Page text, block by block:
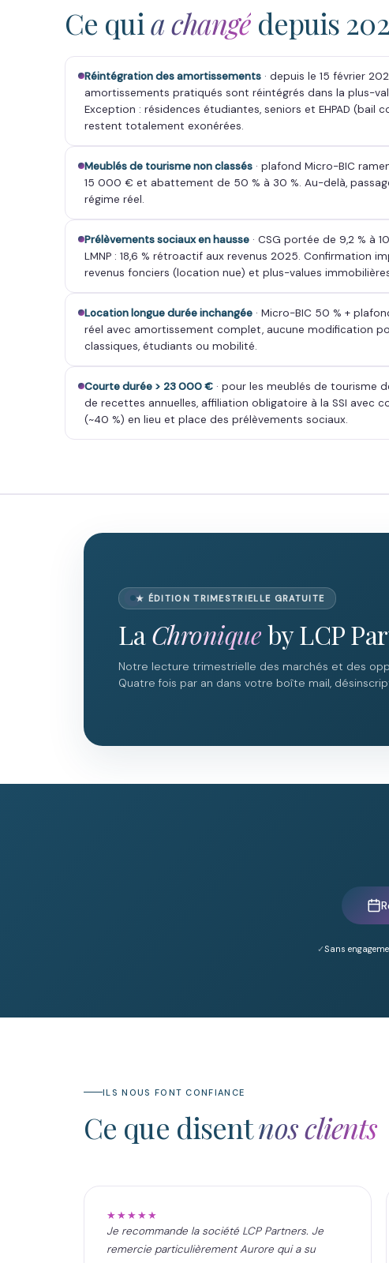
Ce quia changédepuis
Réintégration des amortissements · depuis le 15 février
amortissements pratiqués sont réintégrés dans la plus-
Exception : résidences étudiantes, seniors et EHPAD (bail
restent totalement exonérées.
Meublés de tourisme non classés · plafond Micro-BIC
15 000 € et abattement de 50 % à 30 %. Au-delà,
régime réel.
Prélèvements sociaux en hausse · CSG portée de 9,2 % à
LMNP : 18,6 % rétroactif aux revenus 2025. Confirmation
revenus fonciers (location nue) et plus-values immobilières
Location longue durée inchangée · Micro-BIC 50 % +
réel avec amortissement complet, aucune modification
classiques, étudiants ou mobilité.
Courte durée > 23 000 € · pour les meublés de tourisme
de recettes annuelles, affiliation obligatoire à la SSI avec
(~40 %) en lieu et place des prélèvements sociaux.
★ ÉDITION TRIMESTRIELLE GRATUITE
La Chroniqueby LCP
Notre lecture trimestrielle des marchés et des
Quatre fois par an dans votre boîte mail,
Sans
ILS NOUS FONT CONFIANCE
Ce que disentnos clients
★★★★★
Je recommande la société LCP Partners. Je
remercie particulièrement Aurore qui a su